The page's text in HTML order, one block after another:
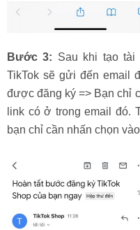
Bước 3: Sau khi tạo tài
TikTok sẽ gửi đến email
được đăng ký => Bạn chỉ
link có ở trong email đó.
bạn chỉ cần nhấn chọn